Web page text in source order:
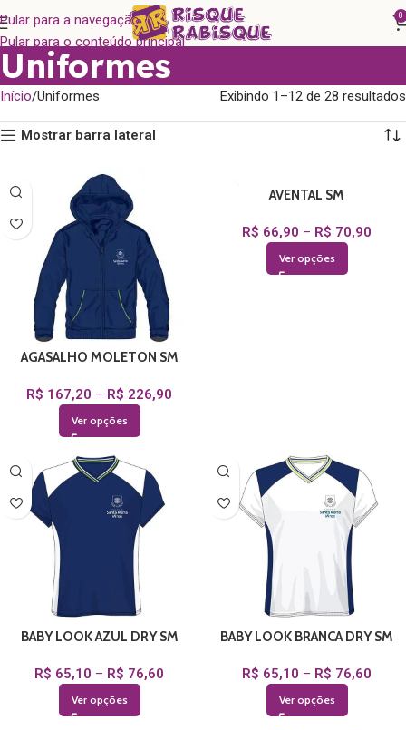
Pular para a navegação
Pular para o conteúdo principal
0
Uniformes
Início Uniformes Exibindo 1–12 de 28 resultados
Mostrar barra lateral
AGASALHO MOLETON SM
R$ 167,20 – R$ 226,90
Ver opções
AVENTAL SM
R$ 66,90 – R$ 70,90
Ver opções
BABY LOOK AZUL DRY SM
R$ 65,10 – R$ 76,60
Ver opções
BABY LOOK BRANCA DRY SM
R$ 65,10 – R$ 76,60
Ver opções